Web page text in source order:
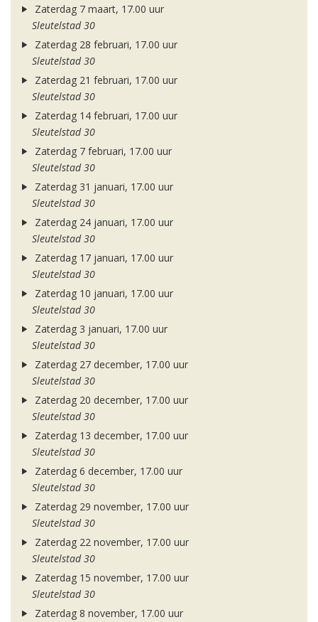
Zaterdag 7 maart, 17.00 uur
Sleutelstad 30
Zaterdag 28 februari, 17.00 uur
Sleutelstad 30
Zaterdag 21 februari, 17.00 uur
Sleutelstad 30
Zaterdag 14 februari, 17.00 uur
Sleutelstad 30
Zaterdag 7 februari, 17.00 uur
Sleutelstad 30
Zaterdag 31 januari, 17.00 uur
Sleutelstad 30
Zaterdag 24 januari, 17.00 uur
Sleutelstad 30
Zaterdag 17 januari, 17.00 uur
Sleutelstad 30
Zaterdag 10 januari, 17.00 uur
Sleutelstad 30
Zaterdag 3 januari, 17.00 uur
Sleutelstad 30
Zaterdag 27 december, 17.00 uur
Sleutelstad 30
Zaterdag 20 december, 17.00 uur
Sleutelstad 30
Zaterdag 13 december, 17.00 uur
Sleutelstad 30
Zaterdag 6 december, 17.00 uur
Sleutelstad 30
Zaterdag 29 november, 17.00 uur
Sleutelstad 30
Zaterdag 22 november, 17.00 uur
Sleutelstad 30
Zaterdag 15 november, 17.00 uur
Sleutelstad 30
Zaterdag 8 november, 17.00 uur